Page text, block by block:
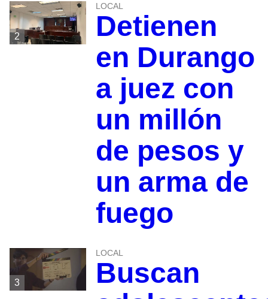
2
LOCAL
Detienen
en Durango
a juez con
un millón
de pesos y
un arma de
fuego
3
LOCAL
Buscan